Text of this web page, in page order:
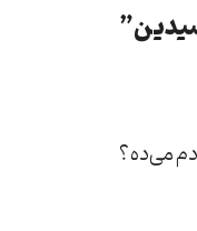
”
می‌ده؟